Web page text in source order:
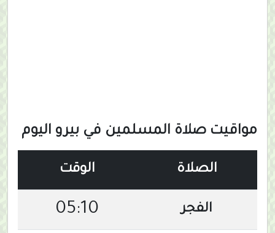
مواقيت صلاة المسلمين في بيرو اليوم
الصلاة الوقت
الفجر 05:10